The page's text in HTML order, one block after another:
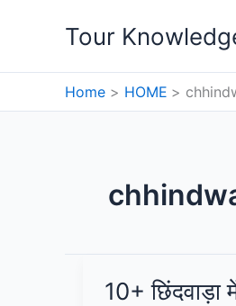
Tour
Home HOME
10+ छिंदवाड़ा